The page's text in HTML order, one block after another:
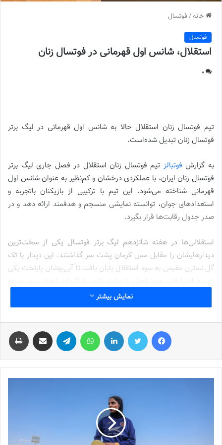
خانه/ فوتسال
فوتسال
استقلال، شانس اول قهرمانی در فوتسال زنان
0
تیم فوتسال زنان استقلال حالا به شانس اول قهرمانی در لیگ برتر
فوتسال زنان تبدیل شده‌است.
به گزارش فوتبالز تیم فوتسال زنان استقلال در فصل جاری لیگ برتر
فوتسال زنان ایران، با عملکردی درخشان و کم‌نظیر به عنوان شانس اول
قهرمانی شناخته می‌شود. این تیم با ترکیبی از بازیکنان باتجربه و
استعدادهای جوان، توانسته نمایشی منسجم و هدفمند ارائه دهد و در
صدر جدول رقابت‌ها قرار بگیرد.
استقلالی‌ها در هفته شانزدهم لیگ برتر فوتسال یکی از سخت‌ترین
دیدارهایشان را مقابل مس کرمان پشت سر گذاشتند. این دیدار با تک
گل نسترن مقیمی به سود استقلال پایان یافت تا آبی‌پوشان پایتخت یکی
هفته آینده دو دیدار سخت مقابل پالایش نفت آبادان و فولاد هرمزگان
دارند که برد در آن دو دیدار تقریبا قهرمانی این تیم را تضمین می‌کند.
استقلال در حال حاضر با ۴۵ امتیاز صدرنشین است و اختلاف ۶ امتیازی
با تیم دوم جدول یعنی پالایش نفت آبادان ایجاد کرده‌اند. باشگاه
استقلال امسال در فوتبال و فوتسال هم در بخش مردان و هم در بخش
زنان تیم‌داری کرده که زنان فوتسالیست استقلال بیشترین شانس را برای
کسب جام برای باشگاه را دارند.
استقلال با تکیه بر کادر فنی متخصص و برنامه‌ریزی دقیق، از ابتدای
فصل نشان داد که برای قهرمانی بسته شده است. درخشش ستاره‌های
این تیم در کنار روحیه جنگندگی و انگیزه بالا، نقش مهمی در
موفقیت‌های اخیر استقلال داشته است. این تیم نه‌تنها در فاز هجومی
نمایش بیشتر